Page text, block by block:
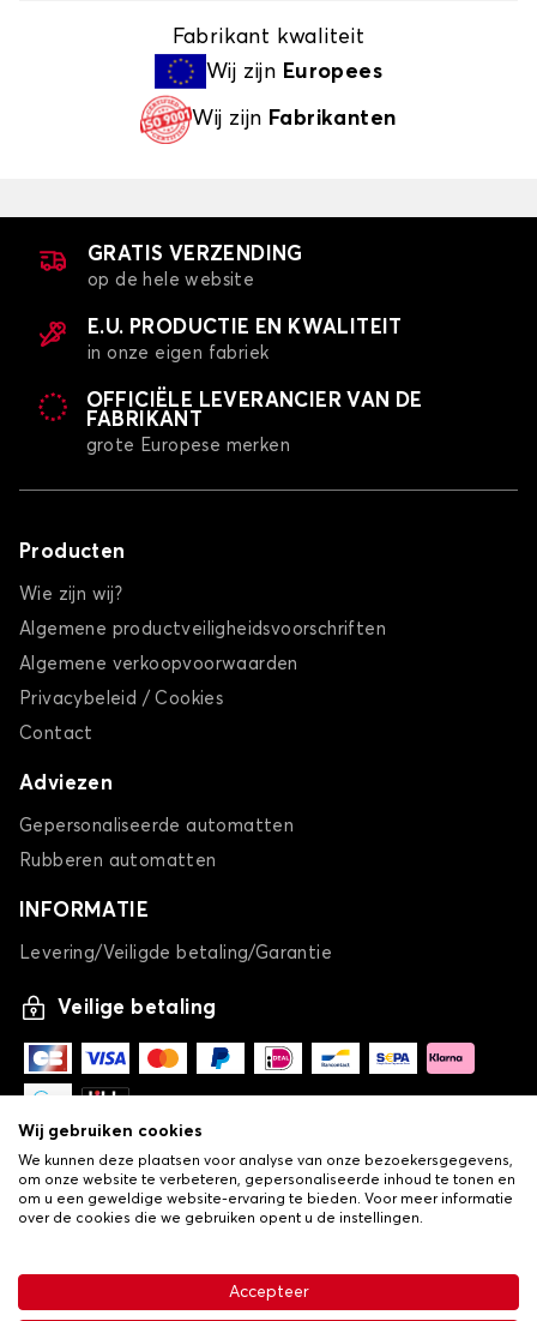
Fabrikant kwaliteit
Wij zijn Europees
Wij zijn Fabrikanten
GRATIS VERZENDING
op de hele website
E.U. PRODUCTIE EN KWALITEIT
in onze eigen fabriek
OFFICIËLE LEVERANCIER VAN DE
FABRIKANT
grote Europese merken
Producten
Wie zijn wij?
Algemene productveiligheidsvoorschriften
Algemene verkoopvoorwaarden
Privacybeleid / Cookies
Contact
Adviezen
Gepersonaliseerde automatten
Rubberen automatten
INFORMATIE
Levering/Veiligde betaling/Garantie
Veilige betaling
© Copyright 2026 Lovauto-
Algemene verkoopvoorwaarden•Privacy- en cookiebeleid
Wij gebruiken cookies
We kunnen deze plaatsen voor analyse van onze bezoekersgegevens,
om onze website te verbeteren, gepersonaliseerde inhoud te tonen en
om u een geweldige website-ervaring te bieden. Voor meer informatie
over de cookies die we gebruiken opent u de instellingen.
Accepteer